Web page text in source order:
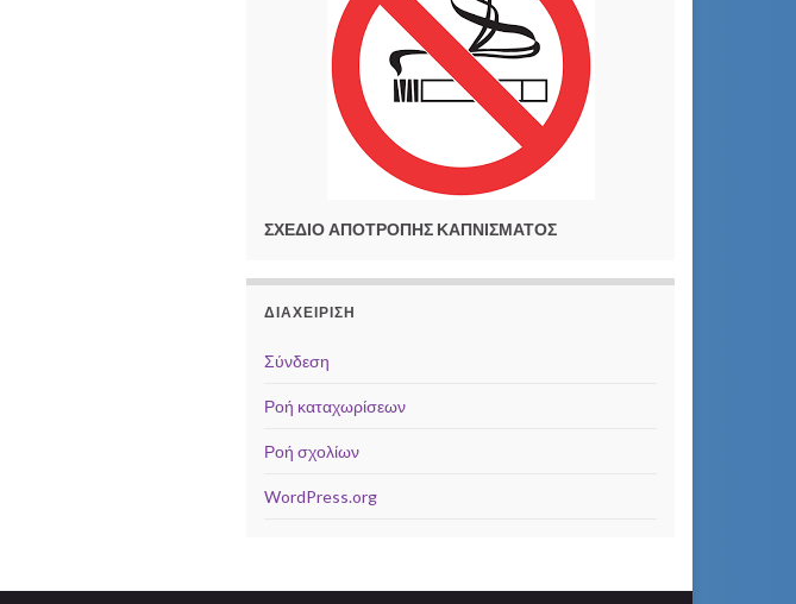
ΣΧΕΔΙΟ ΑΠΟΤΡΟΠΗΣ ΚΑΠΝΙΣΜΑΤΟΣ
ΔΙΑΧΕΊΡΙΣΗ
Σύνδεση
Ροή καταχωρίσεων
Ροή σχολίων
WordPress.org